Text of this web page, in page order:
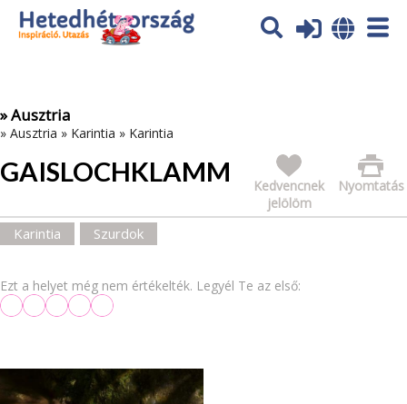
Az oldal sütiket (cookies) használ. További tájékoztatás itt:
Adatvédelmi tájékoztató
» Ausztria
» Ausztria » Karintia » Karintia
GAISLOCHKLAMM Nyomtatás
Kedvencnek
jelölöm
Karintia Szurdok
Ezt a helyet még nem értékelték. Legyél Te az első: